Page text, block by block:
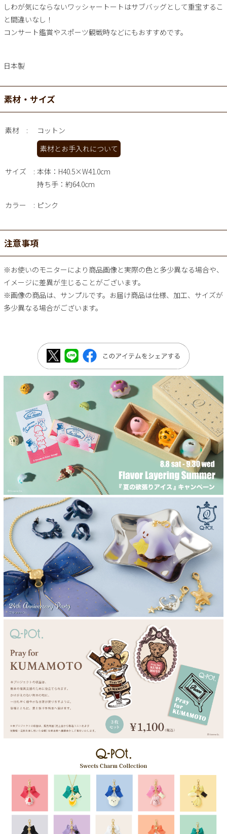
しわが気にならないワッシャートートはサブバッグとして重宝するこ
と間違いなし！
コンサート鑑賞やスポーツ観戦時などにもおすすめです。
日本製
素材・サイズ
素材
コットン
素材とお手入れについて
サイズ
本体：H40.5×W41.0cm
持ち手：約64.0cm
カラー ピンク
注意事項
※お使いのモニターにより商品画像と実際の色と多少異なる場合や、
イメージに差異が生じることがございます。
※画像の商品は、サンプルです。お届け商品は仕様、加工、サイズが
多少異なる場合がございます。